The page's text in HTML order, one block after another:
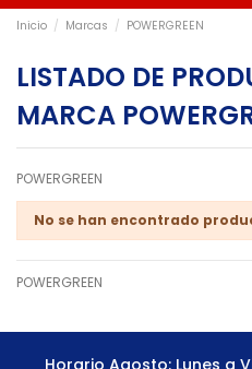
Inicio Marcas POWERGREEN
LISTADO DE
MARCA
POWERGREEN
No se han encontrado
POWERGREEN
Horario Agosto: Lunes a